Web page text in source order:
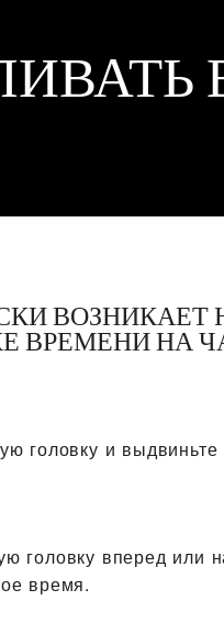
ВОЗНИКАЕТ
ВРЕМЕНИ НА
головку и
головку вперед или
время.